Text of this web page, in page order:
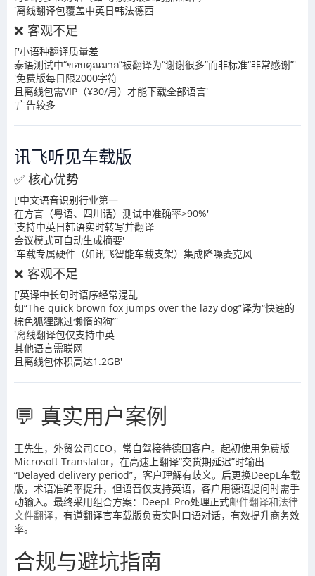
'离线翻译包覆盖中英日韩法德西
❌ 客观不足
['小语种翻译质量差
泰语测试中“ขอบคุณมาก”被翻译为“谢谢很多”而非标准“非常感谢”'
'免费版每日限2000字符
且离线包需VIP（¥30/月）才能下载全部语言'
'广告较多
讯飞听见车载版
✅ 核心优势
['中文语音识别行业第一
在方言（粤语、四川话）测试中准确率>90%'
'支持中英日韩语实时转写并翻译
会议模式可自动生成摘要'
'车载专属硬件（如讯飞智能车载支架）集成降噪麦克风
❌ 客观不足
['英译中长句时语序经常混乱
如“The quick brown fox jumps over the lazy dog”译为“快速的
棕色狐狸跳过懒惰的狗”'
'离线翻译包仅支持中英
其他语言需联网
且离线包体积高达1.2GB'
💬 真实用户案例
王先生，外贸公司CEO，常自驾接待德国客户。起初使用免费版
Microsoft Translator，在高速上翻译“交货期延迟”时输出
“Delayed delivery period”，客户理解有歧义。后更换DeepL车载
版，术语准确率提升，但语音仅支持英语，客户用德语提问时需手
动输入。最终采用组合方案：DeepL Pro处理正式邮件翻译和法律
文件翻译，有道翻译官车载版负责实时口语对话，有效提升商务效
率。
合规与避坑指南